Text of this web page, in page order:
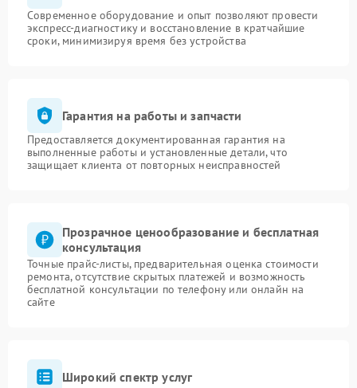
Современное оборудование и опыт позволяют провести
экспресс-диагностику и восстановление в кратчайшие
сроки, минимизируя время без устройства
Гарантия на работы и запчасти
Предоставляется документированная гарантия на
выполненные работы и установленные детали, что
защищает клиента от повторных неисправностей
Прозрачное ценообразование и бесплатная
консультация
Точные прайс-листы, предварительная оценка стоимости
ремонта, отсутствие скрытых платежей и возможность
бесплатной консультации по телефону или онлайн на
сайте
Широкий спектр услуг